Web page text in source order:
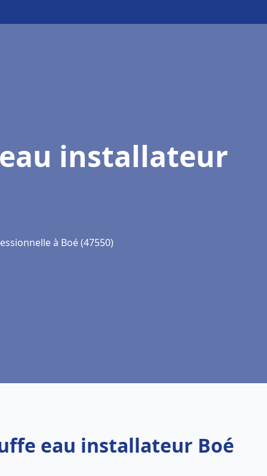
installateur
à Boé (47550)
eau installateur Boé